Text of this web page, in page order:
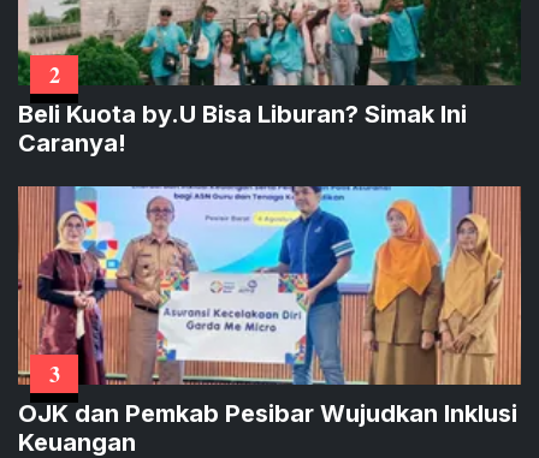
2
Beli Kuota by.U Bisa Liburan? Simak Ini
Caranya!
3
OJK dan Pemkab Pesibar Wujudkan Inklusi
Keuangan